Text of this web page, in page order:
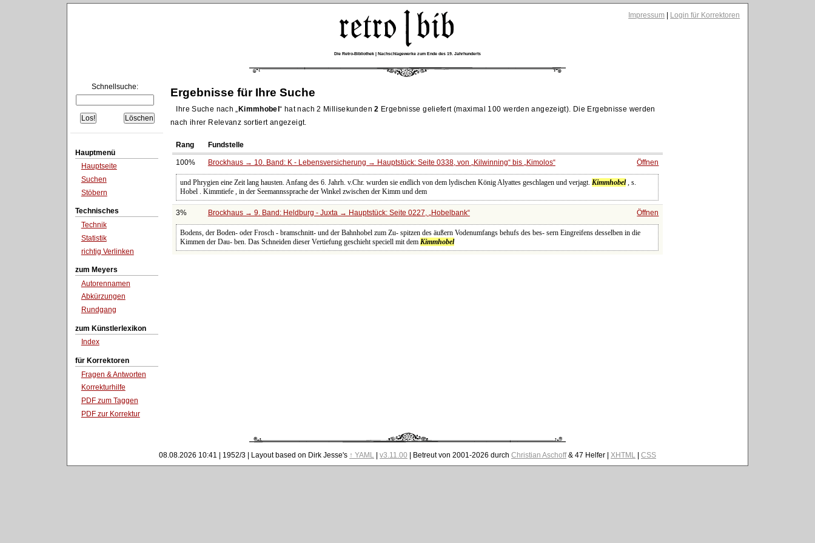
Impressum Login für Korrektoren
Die Retro-Bibliothek | Nachschlagewerke zum Ende des 19. Jahrhunderts
Schnellsuche:
Hauptmenü
Hauptseite
Suchen
Stöbern
Technisches
Technik
Statistik
richtig Verlinken
zum Meyers
Autorennamen
Abkürzungen
Rundgang
zum Künstlerlexikon
Index
für Korrektoren
Fragen & Antworten
Korrekturhilfe
PDF zum Taggen
PDF zur Korrektur
Ergebnisse für Ihre Suche
Ihre Suche nach Kimmhobel hat nach 2 Millisekunden2 Ergebnisse geliefert (maximal 100 werden angezeigt). Die Ergebnisse werden
nach ihrer Relevanz sortiert angezeigt.
Rang Fundstelle
100% Brockhaus → 10. Band: K - Lebensversicherung → Hauptstück: Seite 0338, von Kilwinning bis Kimolos Öffnen
und Phrygien eine Zeit lang hausten. Anfang des 6. Jahrh. v.Chr. wurden sie endlich von dem lydischen König Alyattes geschlagen und verjagt.Kimmhobel, s.
Hobel . Kimmtiefe , in der Seemannssprache der Winkel zwischen der Kimm und dem
3% Brockhaus → 9. Band: Heldburg - Juxta → Hauptstück: Seite 0227, Hobelbank Öffnen
Bodens, der Boden- oder Frosch - bramschnitt- und der Bahnhobel zum Zu- spitzen des äußern Vodenumfangs behufs des bes- sern Eingreifens desselben in die
Kimmen der Dau- ben. Das Schneiden dieser Vertiefung geschieht speciell mit demKimmhobel
08.08.2026 10:41 | 1952/3 | Layout based on Dirk Jesse's ↑ YAML| v3.11.00 | Betreut von 2001-2026 durch Christian Aschoff& 47 Helfer | XHTML| CSS